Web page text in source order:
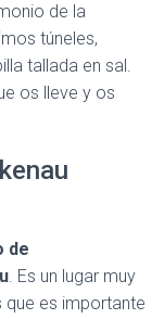
de la
túneles,
tallada en sal.
os lleve y os
de
. Es un lugar muy
es importante